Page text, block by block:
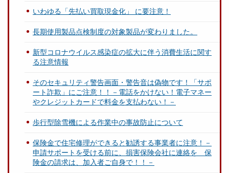
いわゆる「先払い買取現金化」 に要注意！
長期使用製品点検制度の対象製品が変わりました。
新型コロナウイルス感染症の拡大に伴う消費生活に関す
る注意情報
そのセキュリティ警告画面・警告音は偽物です！「サポ
ート詐欺」にご注意！！－電話をかけない！電子マネー
やクレジットカードで料金を支払わない！－
歩行型除雪機による作業中の事故防止について
保険金で住宅修理ができると勧誘する事業者に注意！－
申請サポートを受ける前に、損害保険会社に連絡を 保
険金の請求は、加入者ご自身で！！－